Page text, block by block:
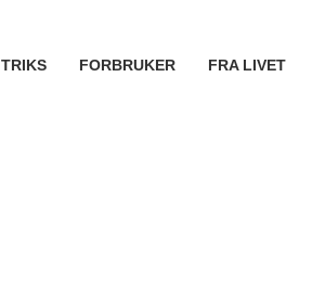
TRIKS FORBRUKER FRA LIVET